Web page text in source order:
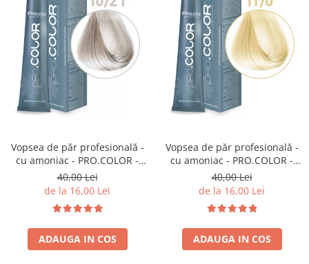
Vopsea de păr profesională -
cu amoniac - PRO.COLOR -
PROCO - 100 ml - 10/21
BLOND EXTRA DESCHIS IRISE
40,00 Lei
de la 16,00 Lei
ADAUGA IN COS
Vopsea de păr profesională -
cu amoniac - PRO.COLOR -
PROCO - 100 ml - 11/0 BLOND
SUPER DESCHIS
40,00 Lei
de la 16,00 Lei
ADAUGA IN COS